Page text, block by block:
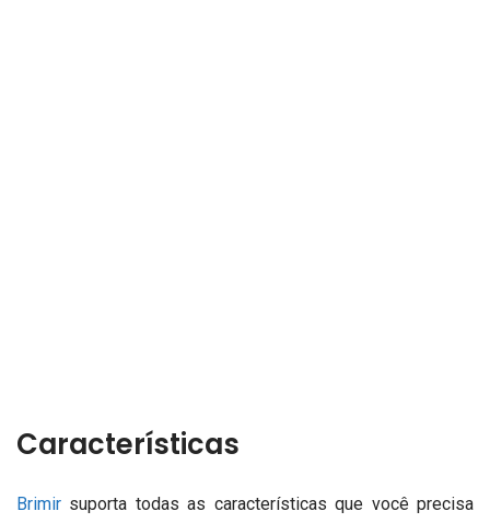
Características
Brimir suporta todas as características que você precisa